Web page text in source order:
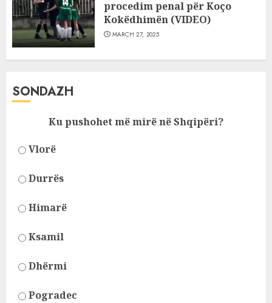
procedim penal për Koço
Kokëdhimën (VIDEO)
MARCH 27, 2025
SONDAZH
Ku pushohet më mirë në Shqipëri?
Vlorë
Durrës
Himarë
Ksamil
Dhërmi
Pogradec